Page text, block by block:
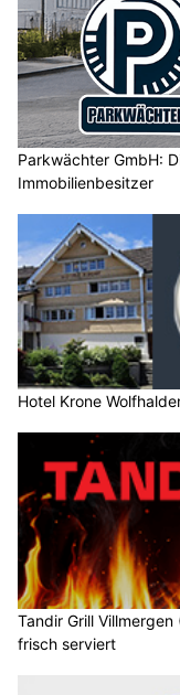
Parkwächter GmbH:
Immobilienbesitzer
Hotel Krone
Tandir Grill
frisch serviert